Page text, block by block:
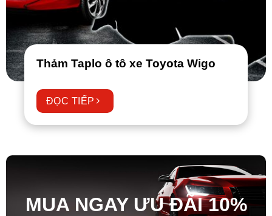
Thảm Taplo ô tô xe Toyota Wigo
ĐỌC TIẾP
MUA NGAY ƯU ĐÃI10%